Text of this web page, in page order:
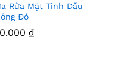
Thê
Rửa Mặt Tinh Dầu
Đỏ
₫